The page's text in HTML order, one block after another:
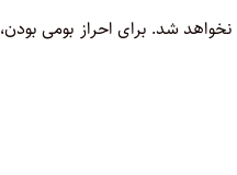
شد. برای احراز بومی بودن،